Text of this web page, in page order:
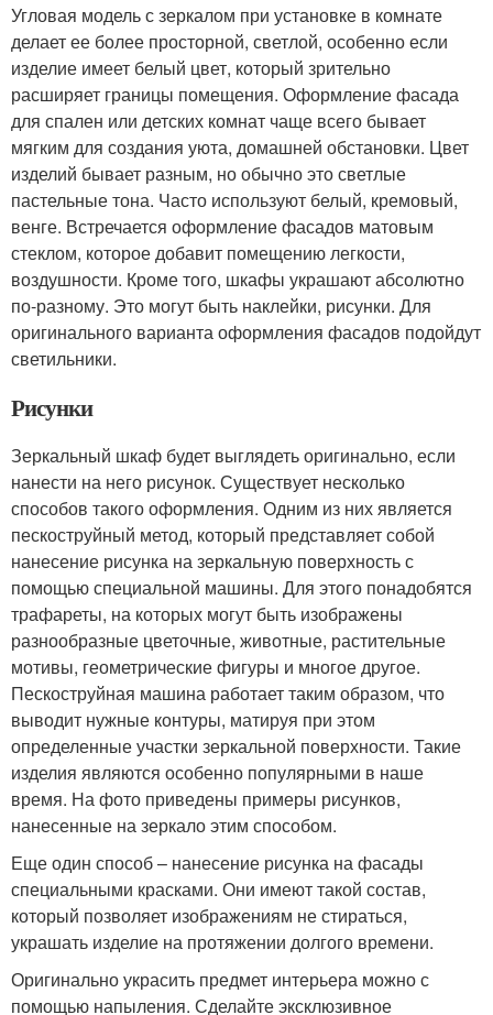
Угловая модель с зеркалом при установке в комнате
делает ее более просторной, светлой, особенно если
изделие имеет белый цвет, который зрительно
расширяет границы помещения. Оформление фасада
для спален или детских комнат чаще всего бывает
мягким для создания уюта, домашней обстановки. Цвет
изделий бывает разным, но обычно это светлые
пастельные тона. Часто используют белый, кремовый,
венге. Встречается оформление фасадов матовым
стеклом, которое добавит помещению легкости,
воздушности. Кроме того, шкафы украшают абсолютно
по-разному. Это могут быть наклейки, рисунки. Для
оригинального варианта оформления фасадов подойдут
светильники.
Рисунки
Зеркальный шкаф будет выглядеть оригинально, если
нанести на него рисунок. Существует несколько
способов такого оформления. Одним из них является
пескоструйный метод, который представляет собой
нанесение рисунка на зеркальную поверхность с
помощью специальной машины. Для этого понадобятся
трафареты, на которых могут быть изображены
разнообразные цветочные, животные, растительные
мотивы, геометрические фигуры и многое другое.
Пескоструйная машина работает таким образом, что
выводит нужные контуры, матируя при этом
определенные участки зеркальной поверхности. Такие
изделия являются особенно популярными в наше
время. На фото приведены примеры рисунков,
нанесенные на зеркало этим способом.
Еще один способ – нанесение рисунка на фасады
специальными красками. Они имеют такой состав,
который позволяет изображениям не стираться,
украшать изделие на протяжении долгого времени.
Оригинально украсить предмет интерьера можно с
помощью напыления. Сделайте эксклюзивное